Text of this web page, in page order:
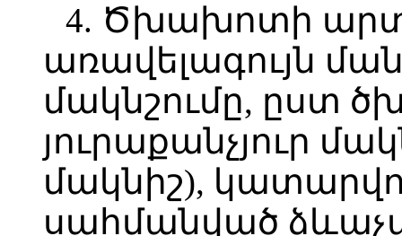
4. Ծխախոտի
առավելագույն
մակնշումը, ըստ
յուրաքանչյուր
մակնիշ),
սահմանված